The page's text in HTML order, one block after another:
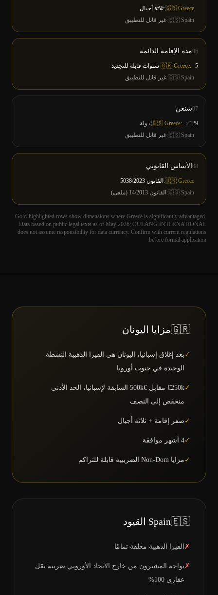
🇬🇷 Greece: ثلاثة أجيال
🇪🇸 Spain
:غير قابل للتطبيق
06مدة الإقامة الدائمة
🇬🇷 Greece: 5 سنوات قابلة للتجديد
🇪🇸 Spain
:غير قابل للتطبيق
07شنغن
🇬🇷 Greece: ✅ 29 دولة
🇪🇸 Spain
:غير قابل للتطبيق
08 الأساس القانوني
🇬🇷 Greece: القانون 5038/2023
🇪🇸 Spain
: القانون 14/2013 (ملغى)
Gold-highlighted rows show dimensions where Greece is significantly advantaged.
Data based on public legal texts as of May 2026; OULANG INTERNATIONAL
does not assume responsibility for data currency. Confirm with current regulations
before formal application.
🇬🇷مزايا اليونان
✓ بعد إغلاق إسبانيا، اليونان هي الفيزا الذهبية النشطة
الوحيدة في جنوب أوروبا
✓
€250k مقابل €500k السابقة لإسبانيا، الحد الأدنى
منخفض إلى النصف
✓ صفر إقامة + ثلاثة أجيال
✓4 أشهر موافقة
✓ مزايا Non-Dom الضريبية قابلة للتراكم
🇪🇸
Spain القيود
✗ الفيزا الذهبية مغلقة تمامًا
✗يواجه المشترون من خارج الاتحاد الأوروبي ضريبة نقل
عقاري 100%